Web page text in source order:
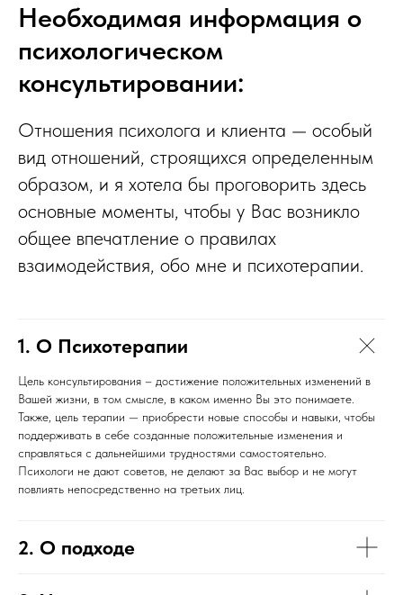
Необходимая информация о
психологическом
консультировании:
Отношения психолога и клиента — особый
вид отношений, строящихся определенным
образом, и я хотела бы проговорить здесь
основные моменты, чтобы у Вас возникло
общее впечатление о правилах
взаимодействия, обо мне и психотерапии.
1. О Психотерапии
Цель консультирования – достижение положительных изменений в
Вашей жизни, в том смысле, в каком именно Вы это понимаете.
Также, цель терапии — приобрести новые способы и навыки, чтобы
поддерживать в себе созданные положительные изменения и
справляться с дальнейшими трудностями самостоятельно.
Психологи не дают советов, не делают за Вас выбор и не могут
повлиять непосредственно на третьих лиц.
2. О подходе